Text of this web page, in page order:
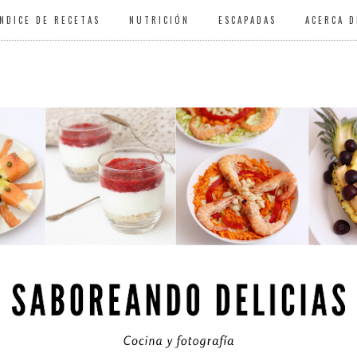
DE RECETAS NUTRICIÓN ESCAPADAS ACERCA